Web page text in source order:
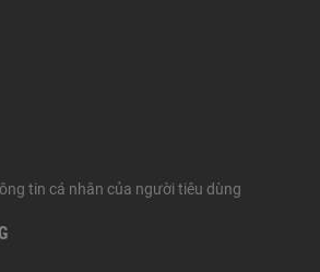
tin cá nhân của người tiêu dùng